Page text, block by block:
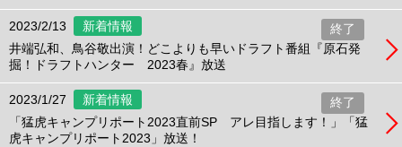
2023/2/13 新着情報
終了
井端弘和、鳥谷敬出演！どこよりも早いドラフト番組『原石発
掘！ドラフトハンター 2023春』放送
2023/1/27 新着情報
終了
「猛虎キャンプリポート2023直前SP アレ目指します！」「猛
虎キャンプリポート2023」放送！